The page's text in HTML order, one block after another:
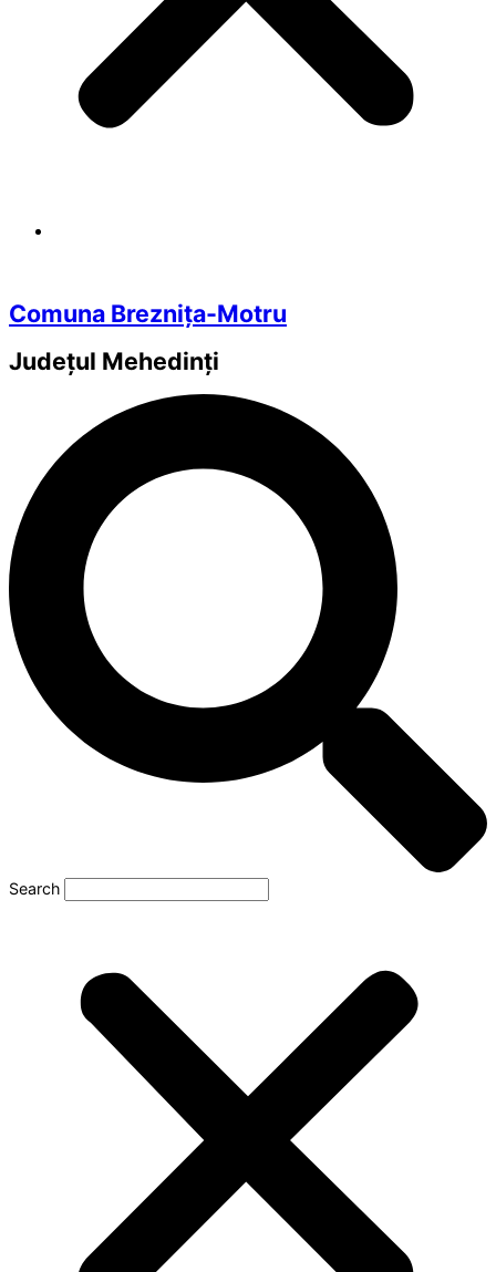
Comuna Breznița-Motru
Județul Mehedinți
Search